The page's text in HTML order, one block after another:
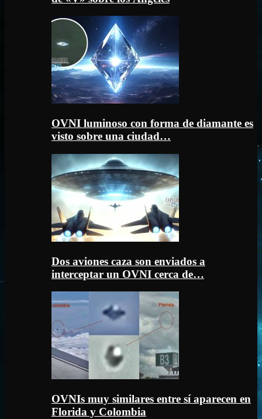
OVNI luminoso con forma de diamante es
visto sobre una ciudad…
Dos aviones caza son enviados a
interceptar un OVNI cerca de…
OVNIs muy similares entre sí aparecen en
Florida y Colombia